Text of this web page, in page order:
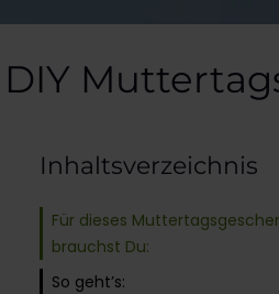
DIY
Inhaltsverzeichnis
Für dieses
brauchst Du:
So geht’s: